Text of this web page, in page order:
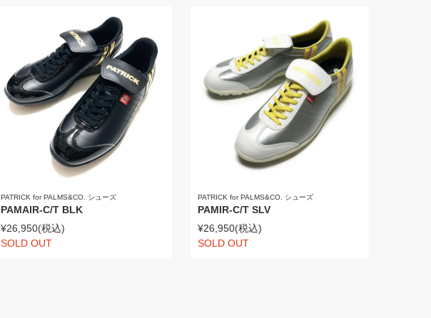
PATRICK for PALMS&CO. シューズ
PAMAIR-C/T BLK
¥26,950(税込)
SOLD OUT
PATRICK for PALMS&CO. シューズ
PAMIR-C/T SLV
¥26,950(税込)
SOLD OUT